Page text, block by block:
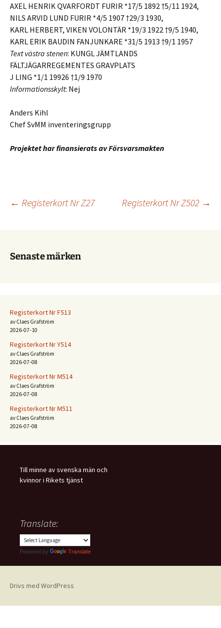
AXEL HENRIK QVARFORDT FURIR *17/5 1892 †5/11 1924,
NILS ARVID LUND FURIR *4/5 1907 †29/3 1930,
KARL HERBERT, VIKEN VOLONTÄR *19/3 1922 †9/5 1940,
KARL ERIK BAUDIN FANJUNKARE *31/5 1913 †9/1 1957
Text västra stenen: KUNGL JÄMTLANDS
FÄLTJÄGARREGEMENTES GRAVPLATS
J LING *1/1 19926 †1/9 1970
Informationsskylt: Nej
Anders Kihl
Chef SvMM inventeringsgrupp
Projektet har finansierats av Försvarsmakten
Inläggsnavigering
← Registerkort Nr Z27 Registerkort Nr Z502 →
Senaste märken
Registerkort Nr F513
av Claes Grafström
2026-07-10
Registerkort Nr Y514
av Claes Grafström
2026-07-08
Registerkort Nr M514
av Claes Grafström
2026-07-08
Registerkort Nr M511
av Claes Grafström
2026-07-08
Till minne av svenska män och
kvinnor i Rikets tjänst
Translate:
Powered by Translate
Drivs med WordPress